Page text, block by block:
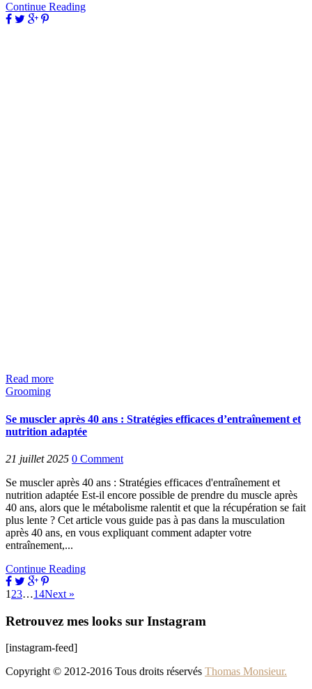
Continue Reading
Read more
Grooming
Se muscler après 40 ans : Stratégies efficaces d’entraînement et
nutrition adaptée
21 juillet 2025 0 Comment
Se muscler après 40 ans : Stratégies efficaces d'entraînement et
nutrition adaptée Est-il encore possible de prendre du muscle après
40 ans, alors que le métabolisme ralentit et que la récupération se fait
plus lente ? Cet article vous guide pas à pas dans la musculation
après 40 ans, en vous expliquant comment adapter votre
entraînement,...
Continue Reading
1 23…14Next »
Retrouvez mes looks sur Instagram
[instagram-feed]
Copyright © 2012-2016 Tous droits réservés Thomas Monsieur.